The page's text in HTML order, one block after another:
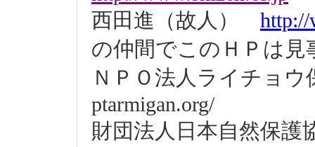
西田進（故人） http://
の仲間でこのＨＰは見
ＮＰＯ法人ライチョウ
ptarmigan.org/
財団法人日本自然保護